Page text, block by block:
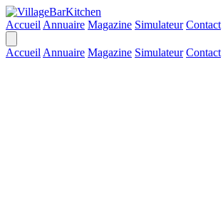
Accueil Annuaire Magazine Simulateur Contact
Accueil Annuaire Magazine Simulateur Contact